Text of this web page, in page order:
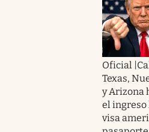
Oficial
Texas,
y Arizona
el ingreso
visa